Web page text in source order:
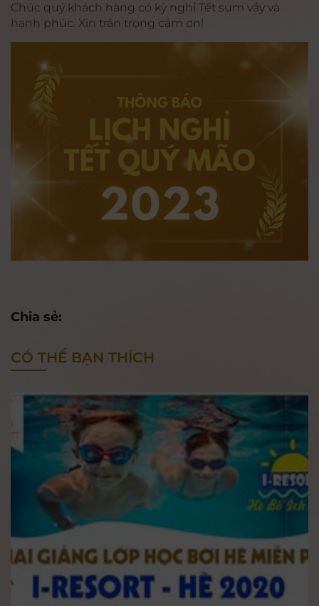
Chúc quý khách hàng có kỳ nghỉ Tết sum vầy và
hạnh phúc. Xin trân trọng cảm ơn!
Chia sẻ:
CÓ THỂ BẠN THÍCH